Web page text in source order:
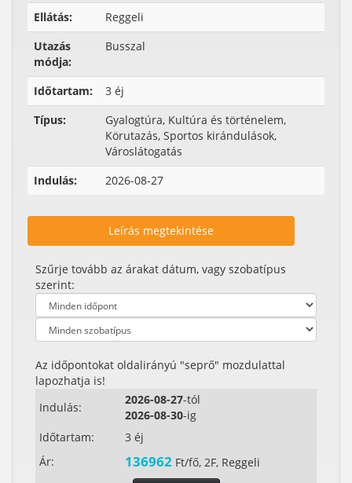
Ellátás:
Reggeli
Utazás
módja:
Busszal
Időtartam:
3 éj
Típus:
Gyalogtúra, Kultúra és történelem,
Körutazás, Sportos kirándulások,
Városlátogatás
Indulás:
2026-08-27
Leírás megtekintése
Szűrje tovább az árakat dátum, vagy szobatípus
szerint:
Az időpontokat oldalirányú "seprő" mozdulattal
lapozhatja is!
Indulás:
2026-08-27-tól
2026-08-30-ig
Időtartam:
3 éj
Ár:
136962 Ft/fő, 2F, Reggeli